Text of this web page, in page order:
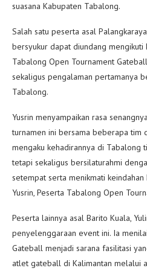
suasana Kabupaten Tabalong.
Salah satu peserta asal
bersyukur dapat diundang mengikuti
Tabalong Open Tournament
sekaligus pengalaman pertamanya
Tabalong.
Yusrin menyampaikan rasa
turnamen ini bersama beberapa tim
mengaku kehadirannya di Tabalong
tetapi sekaligus bersilaturahmi
setempat serta menikmati
Yusrin, Peserta Tabalong Open
Peserta lainnya asal Barito Kuala,
penyelenggaraan event ini. Ia
Gateball menjadi sarana fasilitasi
atlet gateball di Kalimantan melalui